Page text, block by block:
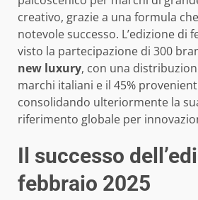
creativo, grazie a una formula
notevole successo. L’edizione di
visto la partecipazione di 300
new luxury, con una
marchi italiani e il 45%
consolidando ulteriormente la
riferimento globale per
Il successo
febbraio 2025